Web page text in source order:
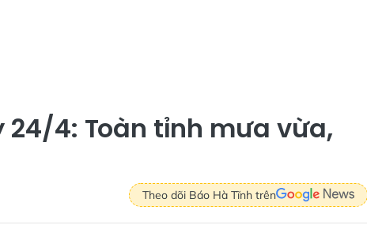
24/4: Toàn tỉnh mưa vừa,
Theo dõi Báo Hà Tĩnh trên